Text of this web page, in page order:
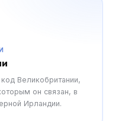
Великобритании,
он связан, в
Ирландии.